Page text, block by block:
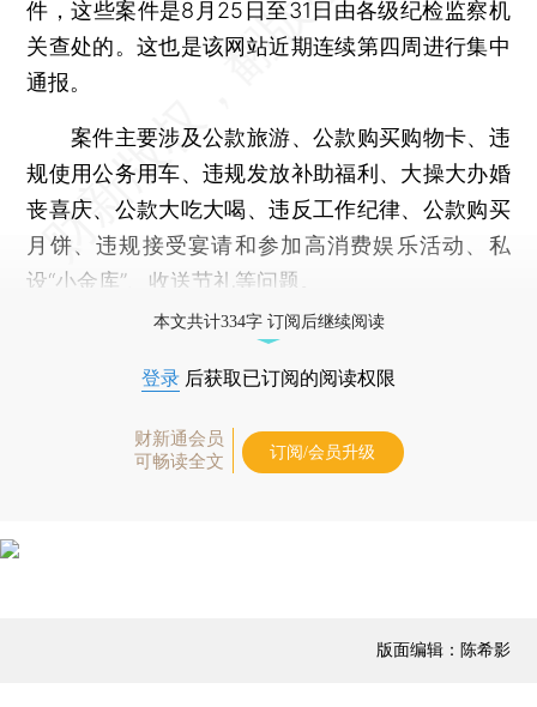
件，这些案件是8月25日至31日由各级纪检监察机
关查处的。这也是该网站近期连续第四周进行集中
通报。
案件主要涉及公款旅游、公款购买购物卡、违
规使用公务用车、违规发放补助福利、大操大办婚
丧喜庆、公款大吃大喝、违反工作纪律、公款购买
月饼、违规接受宴请和参加高消费娱乐活动、私
设“小金库”、收送节礼等问题。
本文共计334字 订阅后继续阅读
登录 后获取已订阅的阅读权限
财新通会员
可畅读全文
订阅/会员升级
版面编辑：陈希影